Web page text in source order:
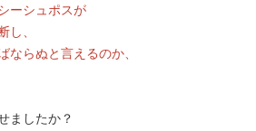
ーシュポスが
、
らぬと言えるのか、
ましたか？